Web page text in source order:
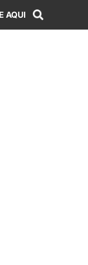
AQUI